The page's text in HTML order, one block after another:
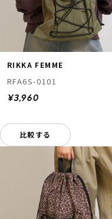
RIKKA FEMME
RFA6S-0101
¥3,960
比較する